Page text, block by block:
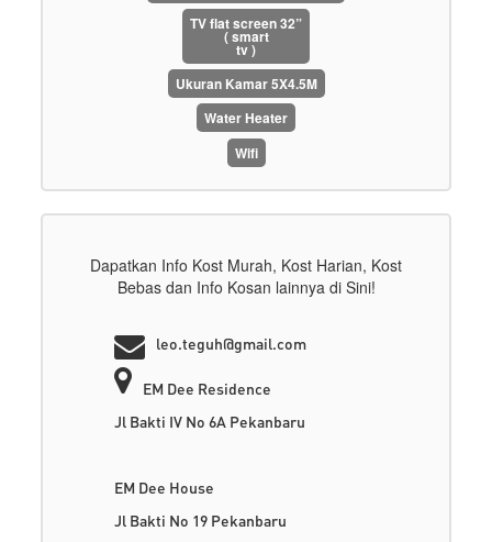
TV flat screen 32”
( smart
tv )
Ukuran Kamar 5X4.5M
Water Heater
Wifi
Dapatkan Info Kost Murah, Kost Harian, Kost
Bebas dan Info Kosan lainnya di Sini!
leo.teguh@gmail.com
EM Dee Residence
Jl Bakti IV No 6A Pekanbaru
EM Dee House
Jl Bakti No 19 Pekanbaru